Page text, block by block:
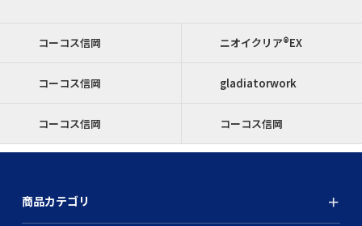
コーコス信岡 ニオイクリア®EX
コーコス信岡 gladiatorwork
コーコス信岡 コーコス信岡
商品カテゴリ